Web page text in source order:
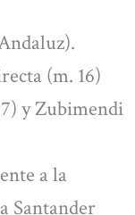
(m. 16)
y Zubimendi
a la
Santander